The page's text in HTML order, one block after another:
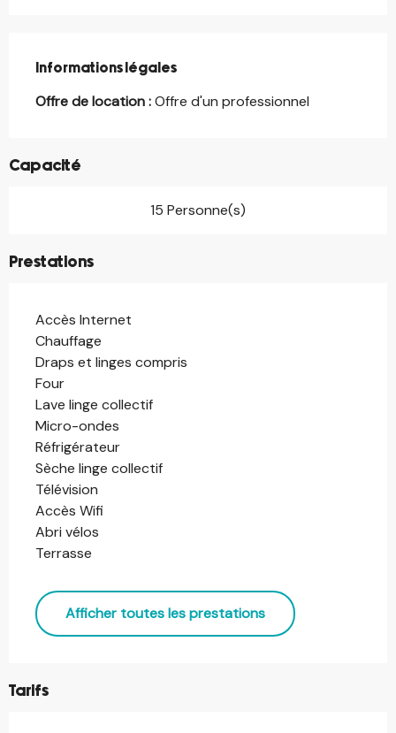
Informations légales
Informations légales
Offre de location :Offre d'un professionnel
Capacité
15 Personne(s)
Prestations
Accès Internet
Chauffage
Draps et linges compris
Four
Lave linge collectif
Micro-ondes
Réfrigérateur
Sèche linge collectif
Télévision
Accès Wifi
Abri vélos
Terrasse
Afficher toutes les prestations
Tarifs